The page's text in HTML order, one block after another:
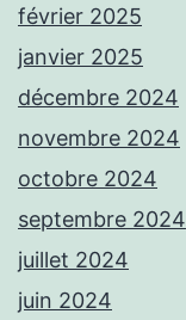
février 2025
janvier 2025
décembre 2024
novembre 2024
octobre 2024
septembre 2024
juillet 2024
juin 2024